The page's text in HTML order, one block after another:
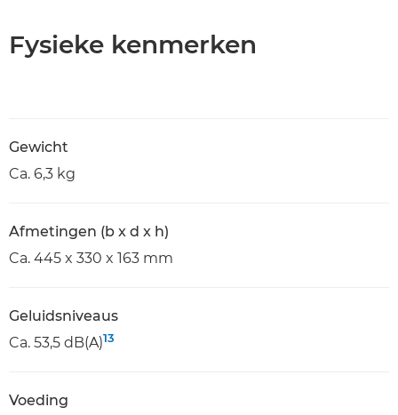
Fysieke kenmerken
Gewicht
Ca. 6,3 kg
Afmetingen (b x d x h)
Ca. 445 x 330 x 163 mm
Geluidsniveaus
Ca. 53,5 dB(A)13
Voeding